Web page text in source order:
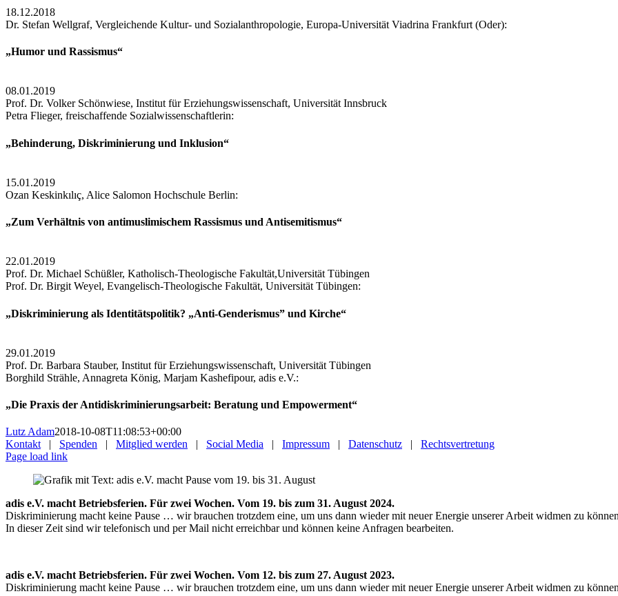
18.12.2018
Dr. Stefan Wellgraf, Vergleichende Kultur- und Sozialanthropologie, Europa-Universität Viadrina Frankfurt (Oder):
„Humor und Rassismus“
08.01.2019
Prof. Dr. Volker Schönwiese, Institut für Erziehungswissenschaft, Universität Innsbruck
Petra Flieger, freischaffende Sozialwissenschaftlerin:
„Behinderung, Diskriminierung und Inklusion“
15.01.2019
Ozan Keskinkılıç, Alice Salomon Hochschule Berlin:
„Zum Verhältnis von antimuslimischem Rassismus und Antisemitismus“
22.01.2019
Prof. Dr. Michael Schüßler, Katholisch-Theologische Fakultät,Universität Tübingen
Prof. Dr. Birgit Weyel, Evangelisch-Theologische Fakultät, Universität Tübingen:
„Diskriminierung als Identitätspolitik? „Anti-Genderismus” und Kirche“
29.01.2019
Prof. Dr. Barbara Stauber, Institut für Erziehungswissenschaft, Universität Tübingen
Borghild Strähle, Annagreta König, Marjam Kashefipour, adis e.V.:
„Die Praxis der Antidiskriminierungsarbeit: Beratung und Empowerment“
Lutz Adam2018-10-08T11:08:53+00:00
Kontakt | Spenden | Mitglied werden | Social Media | Impressum | Datenschutz | Rechtsvertretung
Page load link
adis e.V. macht Betriebsferien. Für zwei Wochen. Vom 19. bis zum 31. August 2024.
Diskriminierung macht keine Pause … wir brauchen trotzdem eine, um uns dann wieder mit neuer Energie unserer Arbeit widmen zu
In dieser Zeit sind wir telefonisch und per Mail nicht erreichbar und können keine Anfragen bearbeiten.
adis e.V. macht Betriebsferien. Für zwei Wochen. Vom 12. bis zum 27. August 2023.
Diskriminierung macht keine Pause … wir brauchen trotzdem eine, um uns dann wieder mit neuer Energie unserer Arbeit widmen zu